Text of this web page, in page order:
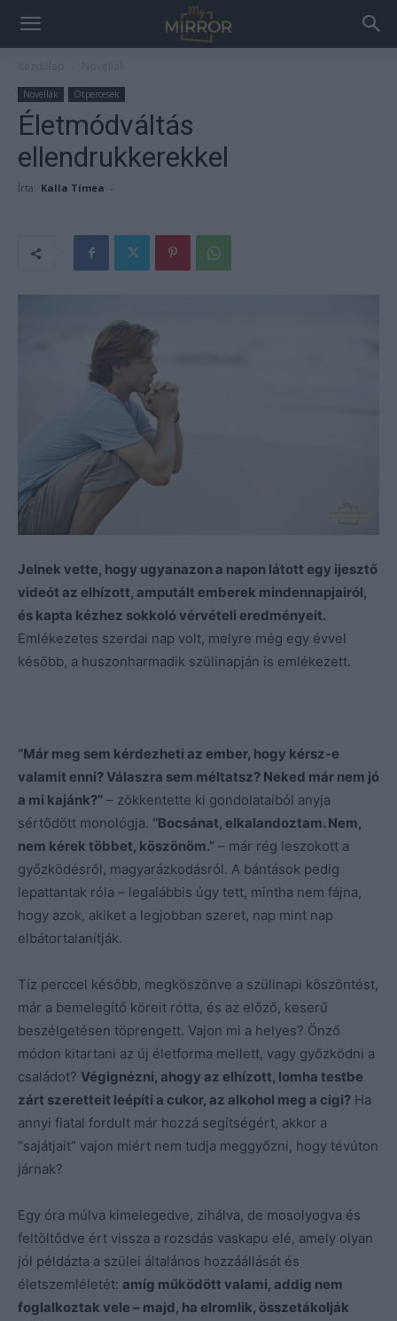
Novellák Ötpercesek
Életmódváltás
ellendrukkerekkel
Írta: Kalla Tímea -
Jelnek vette, hogy ugyanazon a napon látott egy ijesztő
videót az elhízott, amputált emberek mindennapjairól,
és kapta kézhez sokkoló vérvételi eredményeit.
Emlékezetes szerdai nap volt, melyre még egy évvel
később, a huszonharmadik szülinapján is emlékezett.
“Már meg sem kérdezheti az ember, hogy kérsz-e
valamit enni? Válaszra sem méltatsz? Neked már nem jó
a mi kajánk?” – zökkentette ki gondolataiból anyja
sértődött monológja. “Bocsánat, elkalandoztam. Nem,
nem kérek többet, köszönöm.” – már rég leszokott a
győzködésről, magyarázkodásról. A bántások pedig
lepattantak róla – legalábbis úgy tett, mintha nem fájna,
hogy azok, akiket a legjobban szeret, nap mint nap
elbátortalanítják.
Tíz perccel később, megköszönve a szülinapi köszöntést,
már a bemelegítő köreit rótta, és az előző, keserű
beszélgetésen töprengett. Vajon mi a helyes? Önző
módon kitartani az új életforma mellett, vagy győzködni a
családot? Végignézni, ahogy az elhízott, lomha testbe
zárt szeretteit leépíti a cukor, az alkohol meg a cigi? Ha
annyi fiatal fordult már hozzá segítségért, akkor a
“sajátjait” vajon miért nem tudja meggyőzni, hogy tévúton
járnak?
Egy óra múlva kimelegedve, zihálva, de mosolyogva és
feltöltődve ért vissza a rozsdás vaskapu elé, amely olyan
jól példázta a szülei általános hozzáállását és
életszemléletét: amíg működött valami, addig nem
foglalkoztak vele – majd, ha elromlik, összetákolják